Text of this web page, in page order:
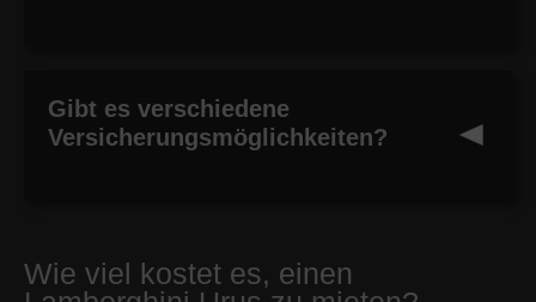
Gibt es verschiedene
Versicherungsmöglichkeiten?
Wie viel kostet es, einen